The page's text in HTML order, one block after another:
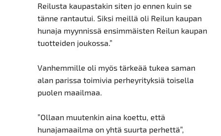
Reilusta kaupastakin siten jo ennen kuin se
tänne rantautui. Siksi meillä oli Reilun kaupan
hunaja myynnissä ensimmäisten Reilun kaupan
tuotteiden joukossa.”
Vanhemmille oli myös tärkeää tukea saman
alan parissa toimivia perheyrityksiä toisella
puolen maailmaa.
”Ollaan muutenkin aina koettu, että
hunajamaailma on yhtä suurta perhettä”,